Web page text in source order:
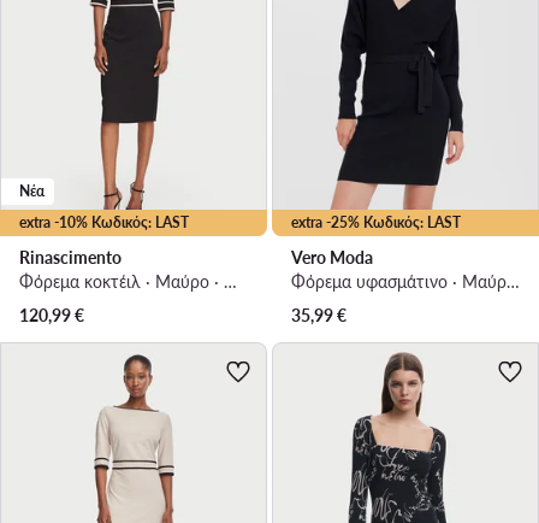
extra -10% Κωδικός: LAST
Νέα
Rinascimento
Φόρεμα κοκτέιλ · Μαύρο · Midi
120,99€
extra -25% Κωδικός: LAST
Vero Moda
Φόρεμα υφασμάτινο · Μαύρο · Mini
35,99€